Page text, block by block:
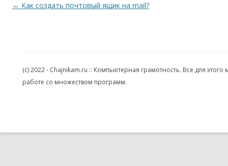
Навигация по записям
← Как создать почтовый ящик на mail?
(c) 2022 - Chajnikam.ru :: Компьютерная грамотность. Все для
работе со множеством программ.